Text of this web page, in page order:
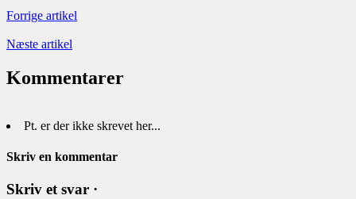
Forrige artikel
Næste artikel
Kommentarer
Pt. er der ikke skrevet her...
Skriv en kommentar
Skriv et svar ·